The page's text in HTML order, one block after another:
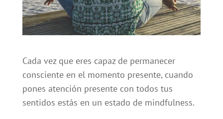
Cada vez que eres capaz de permanecer
consciente en el momento presente, cuando
pones atención presente con todos tus
sentidos estás en un estado de mindfulness.